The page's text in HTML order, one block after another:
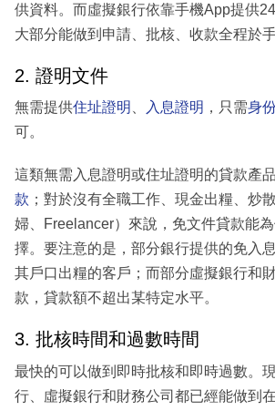
供資料。而虛擬銀行依靠手機App提供
大部分能做到申請、批核、收款全程於
2. 證明文件
無需提供住址證明 入息證明 ，只需身
可。
這類無需入息證明或住址證明的貸款產
款 ；對於沒有全職工作、現金出糧、炒
婦、Freelancer）來說，免文件貸款能
擇。要注意的是，部分銀行提供的免入
其戶口出糧的客戶；而部分虛擬銀行和
款，貸款額不超出某特定水平。
3. 批核時間和過數時間
最快的可以做到即時批核和即時過數。
行、虛擬銀行和財務公司都已經能做到